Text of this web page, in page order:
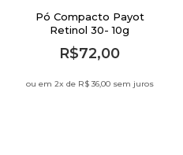
Pó Compacto Payot
Retinol 30- 10g
R$72,00
ou em 2x de R$ 36,00 sem juros